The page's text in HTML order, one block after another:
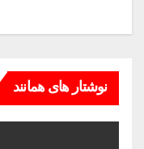
نوشتار های همانند